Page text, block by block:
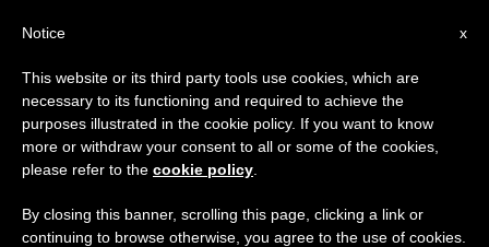
Liberati i 205 profughi eritrei
stipati nelle carceri libiche
x
Notice
This website or its third party tools use cookies, which are
necessary to its functioning and required to achieve the
purposes illustrated in the cookie policy. If you want to know
more or withdraw your consent to all or some of the cookies,
please refer to the cookie policy
By closing this banner, scrolling this page, clicking a link or
continuing to browse otherwise, you agree to the use of cookies.